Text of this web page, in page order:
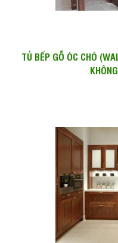
TỦ BẾP GỖ ÓC CHÓ